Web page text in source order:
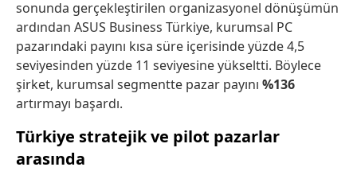
sonunda gerçekleştirilen organizasyonel dönüşümün
ardından ASUS Business Türkiye, kurumsal PC
pazarındaki payını kısa süre içerisinde yüzde 4,5
seviyesinden yüzde 11 seviyesine yükseltti. Böylece
şirket, kurumsal segmentte pazar payını %136
artırmayı başardı.
Türkiye stratejik ve pilot pazarlar
arasında